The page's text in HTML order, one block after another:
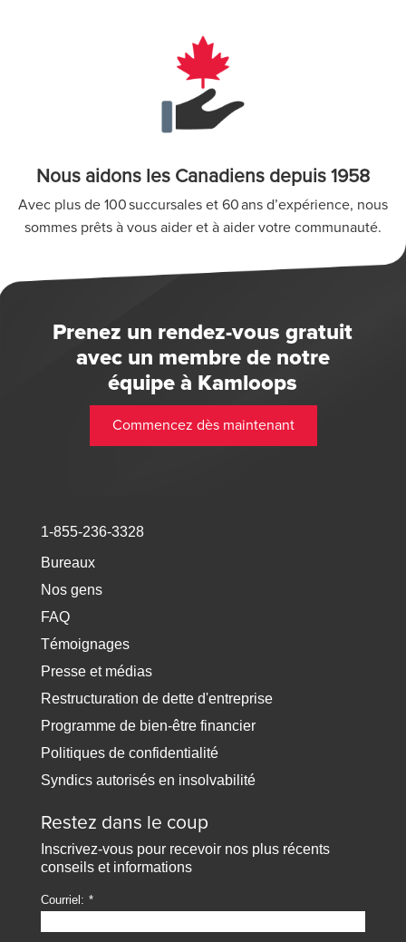
Nous aidons les Canadiens depuis 1958
Avec plus de 100 succursales et 60 ans d’expérience, nous
sommes prêts à vous aider et à aider votre communauté.
Prenez un rendez-vous gratuit
avec un membre de notre
équipe à Kamloops
Commencez dès maintenant
1-855-236-3328
Bureaux
Nos gens
FAQ
Témoignages
Presse et médias
Restructuration de dette d'entreprise
Programme de bien-être financier
Politiques de confidentialité
Syndics autorisés en insolvabilité
Restez dans le coup
Inscrivez-vous pour recevoir nos plus récents
conseils et informations
Courriel: